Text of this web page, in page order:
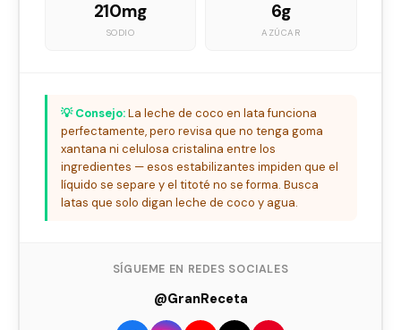
210mg
SODIO
6g
AZÚCAR
💡 Consejo:La leche de coco en lata funciona
perfectamente, pero revisa que no tenga goma
xantana ni celulosa cristalina entre los
ingredientes — esos estabilizantes impiden que el
líquido se separe y el titoté no se forma. Busca
latas que solo digan leche de coco y agua.
SÍGUEME EN REDES SOCIALES
@GranReceta